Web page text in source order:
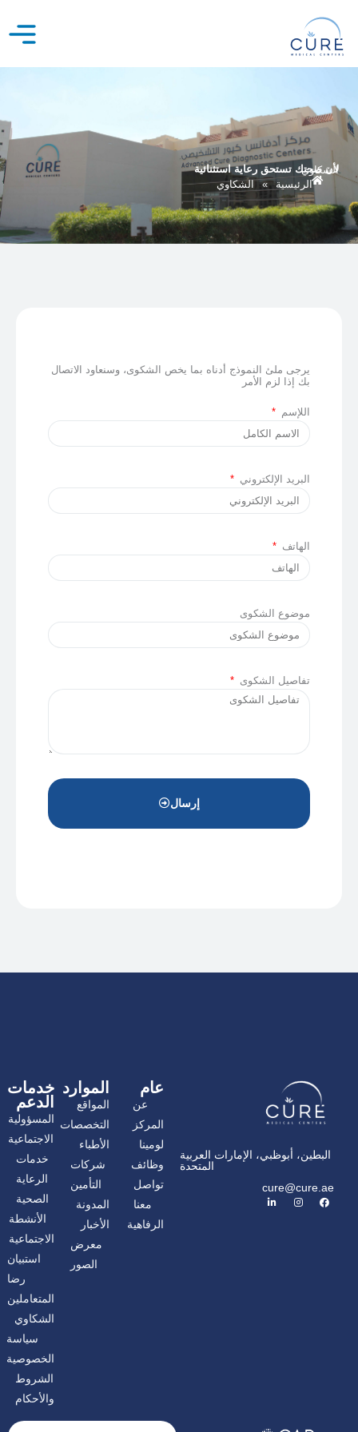
المحتوى
الشكاوي
لأن صحتك تستحق رعاية استثنائية
الرئيسية
» الشكاوي
يرجى ملئ النموذج أدناه بما يخص الشكوى، وسنعاود الاتصال
بك إذا لزم الأمر
اللإسم
البريد الإلكتروني
الهاتف
موضوع الشكوى
تفاصيل الشكوى
إرسال
البطين، أبوظبي، الإمارات العربية
المتحدة
cure@cure.ae
ف
ي
ا
ن
ل
ي
عام
عن
المركز
لومينا
وظائف
تواصل
معنا
الرفاهية
الموارد
المواقع
التخصصات
الأطباء
شركات
التأمين
المدونة
الأخبار
معرض
الصور
خدمات
الدعم
المسؤولية
الاجتماعية
خدمات
الرعاية
الصحية
الأنشطة
الاجتماعية
استبيان
رضا
المتعاملين
الشكاوي
سياسة
الخصوصية
الشروط
والأحكام